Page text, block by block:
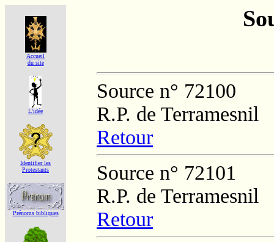
Accueil
du site
L'idée
Identifier les
Protestants
Prénoms bibliques
Source n° 72100
R.P. de Terramesnil
Retour
Source n° 72101
R.P. de Terramesnil
Retour